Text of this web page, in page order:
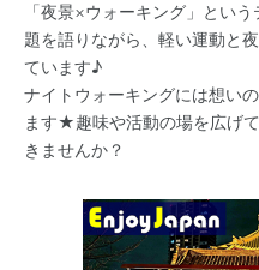
「夜景×ウォーキング」とい
題を語りながら、軽い運動と
ています♪
ナイトウォーキングには想い
ます★趣味や活動の場を広げ
きませんか？